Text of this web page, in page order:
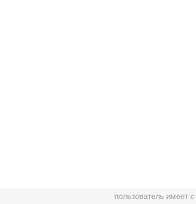
пользователь имеет